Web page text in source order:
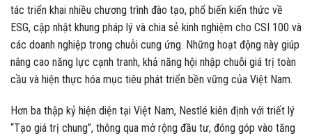
tác triển khai nhiều chương trình đào tạo, phổ biến kiến thức về
ESG, cập nhật khung pháp lý và chia sẻ kinh nghiệm cho CSI 100 và
các doanh nghiệp trong chuỗi cung ứng. Những hoạt động này giúp
nâng cao năng lực cạnh tranh, khả năng hội nhập chuỗi giá trị toàn
cầu và hiện thực hóa mục tiêu phát triển bền vững của Việt Nam.
Hơn ba thập kỷ hiện diện tại Việt Nam, Nestlé kiên định với triết lý
“Tạo giá trị chung”, thông qua mở rộng đầu tư, đóng góp vào tăng